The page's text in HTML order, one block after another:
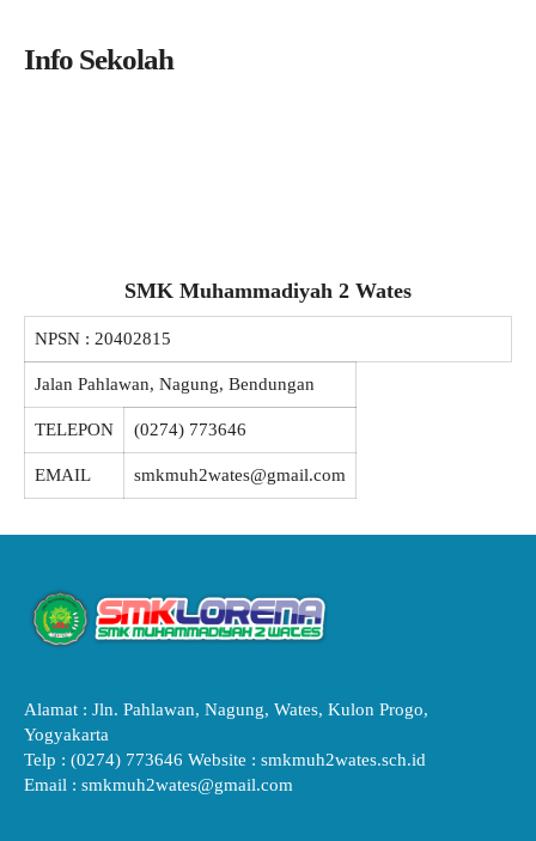
Info Sekolah
SMK Muhammadiyah 2 Wates
NPSN : 20402815
Jalan Pahlawan, Nagung, Bendungan
TELEPON (0274) 773646
EMAIL smkmuh2wates@gmail.com
Alamat : Jln. Pahlawan, Nagung, Wates, Kulon Progo,
Yogyakarta
Telp : (0274) 773646 Website : smkmuh2wates.sch.id
Email : smkmuh2wates@gmail.com